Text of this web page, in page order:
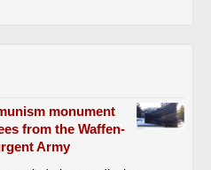
monument
from the Waffen-
Army